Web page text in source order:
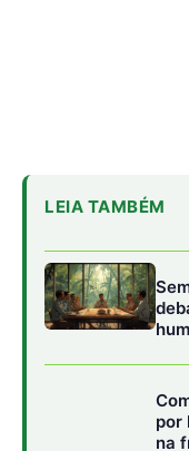
Segundo a
Programa da ONU
Fraenkel, a escolha
Brasil, especial a
oportunidade para
e adotar medidas